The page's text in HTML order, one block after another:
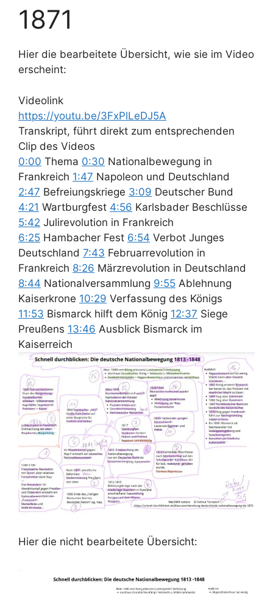
1871
Hier die bearbeitete Übersicht, wie sie im Video
erscheint:
Videolink
https://youtu.be/3FxPlLeDJ5A
Transkript, führt direkt zum entsprechenden
Clip des Videos
0:00 Thema 0:30 Nationalbewegung in
Frankreich 1:47 Napoleon und Deutschland
2:47 Befreiungskriege 3:09 Deutscher Bund
4:21 Wartburgfest 4:56 Karlsbader Beschlüsse
5:42 Julirevolution in Frankreich
6:25 Hambacher Fest 6:54 Verbot Junges
Deutschland 7:43 Februarrevolution in
Frankreich 8:26 Märzrevolution in Deutschland
8:44 Nationalversammlung 9:55 Ablehnung
Kaiserkrone 10:29 Verfassung des Königs
11:53 Bismarck hilft dem König 12:37 Siege
Preußens 13:46 Ausblick Bismarck im
Kaiserreich
Hier die nicht bearbeitete Übersicht: